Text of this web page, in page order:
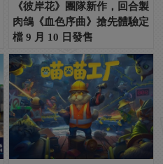
《彼岸花》團隊新作，回合製
肉鴿《血色序曲》搶先體驗定
檔 9 月 10 日發售